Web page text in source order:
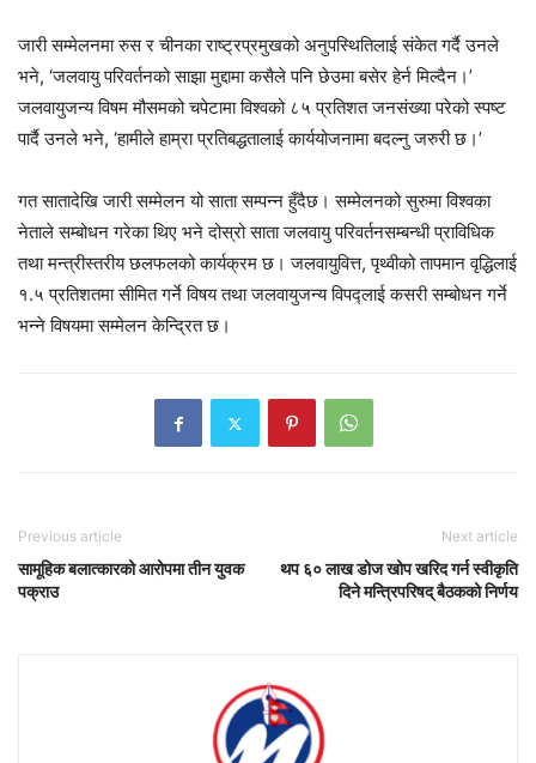
जारी सम्मेलनमा रुस र चीनका राष्ट्रप्रमुखको अनुपस्थितिलाई संकेत गर्दै उनले
भने, ‘जलवायु परिवर्तनको साझा मुद्दामा कसैले पनि छेउमा बसेर हेर्न मिल्दैन।’
जलवायुजन्य विषम मौसमको चपेटामा विश्वको ८५ प्रतिशत जनसंख्या परेको स्पष्ट
पार्दै उनले भने, ‘हामीले हाम्रा प्रतिबद्धतालाई कार्ययोजनामा बदल्नु जरुरी छ।’
गत सातादेखि जारी सम्मेलन यो साता सम्पन्न हुँदैछ। सम्मेलनको सुरुमा विश्वका
नेताले सम्बोधन गरेका थिए भने दोस्रो साता जलवायु परिवर्तनसम्बन्धी प्राविधिक
तथा मन्त्रीस्तरीय छलफलको कार्यक्रम छ। जलवायुवित्त, पृथ्वीको तापमान वृद्धिलाई
१.५ प्रतिशतमा सीमित गर्ने विषय तथा जलवायुजन्य विपद्लाई कसरी सम्बोधन गर्ने
भन्ने विषयमा सम्मेलन केन्द्रित छ।
Previous article
सामूहिक बलात्कारको आरोपमा तीन युवक
पक्राउ
Next article
थप ६० लाख डोज खोप खरिद गर्न स्वीकृति
दिने मन्त्रिपरिषद् बैठकको निर्णय